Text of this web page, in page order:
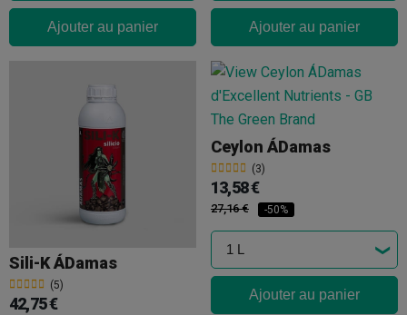
Ajouter au panier Ajouter au panier
Sili-K ÁDamas
(5)
42,75 €
Ceylon ÁDamas
(3)
13,58 €
27,16 € -50%
Ajouter au panier